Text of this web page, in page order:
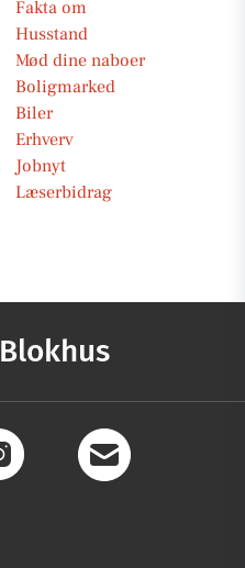
Fakta om
Husstand
Mød dine naboer
Boligmarked
Biler
Erhverv
Jobnyt
Læserbidrag
Blokhus